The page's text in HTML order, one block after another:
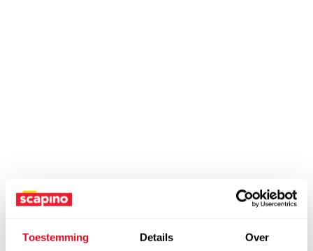
Toestemming Details Over